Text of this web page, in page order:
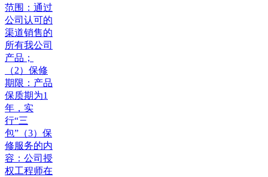
范围：通过
公司认可的
渠道销售的
所有我公司
产品；
（2）保修
期限：产品
保质期为1
年，实
行“三
包”（3）保
修服务的内
容：公司授
权工程师在